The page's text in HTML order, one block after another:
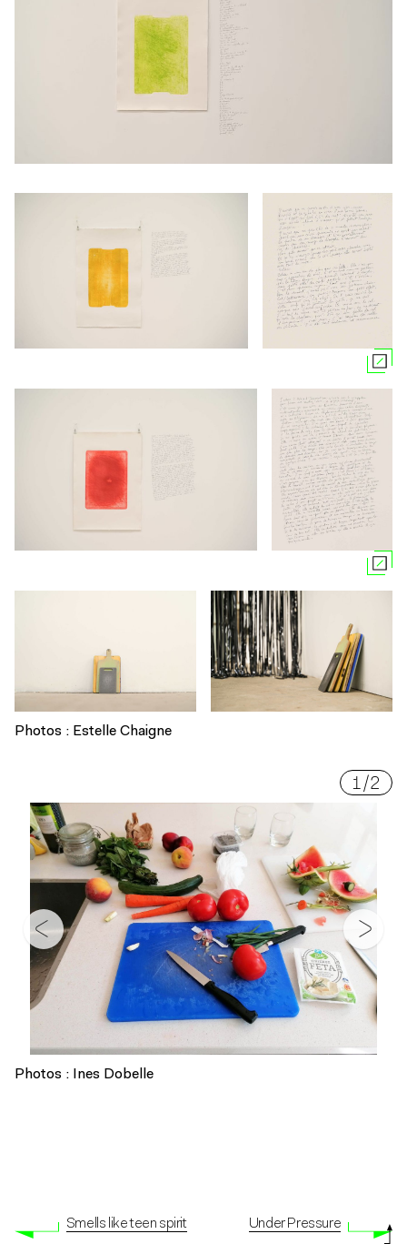
Photos : Estelle Chaigne
1 /2
Photos : Ines Dobelle
Smells like teen spirit Under Pressure